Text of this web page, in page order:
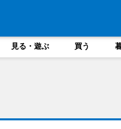
見る・遊ぶ 買う